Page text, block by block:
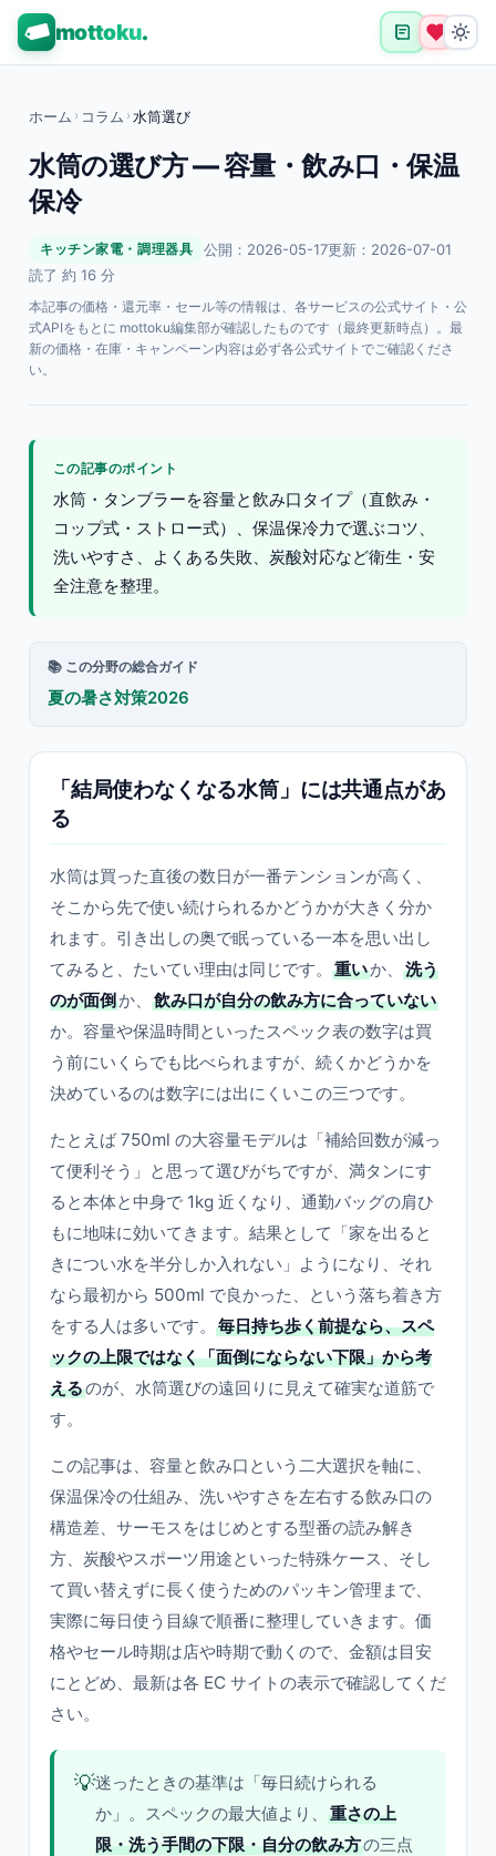
mottoku.
ホーム › コラム › 水筒選び
水筒の選び方 — 容量・飲み口・保温
保冷
キッチン家電・調理器具 公開：2026-05-17更新：2026-07-01
読了 約 16 分
本記事の価格・還元率・セール等の情報は、各サービスの公式サイト・公
式APIをもとに mottoku編集部が確認したものです（最終更新時点）。最
新の価格・在庫・キャンペーン内容は必ず各公式サイトでご確認くださ
い。
この記事のポイント
水筒・タンブラーを容量と飲み口タイプ（直飲み・
コップ式・ストロー式）、保温保冷力で選ぶコツ、
洗いやすさ、よくある失敗、炭酸対応など衛生・安
全注意を整理。
📚 この分野の総合ガイド
夏の暑さ対策2026
「結局使わなくなる水筒」には共通点があ
る
水筒は買った直後の数日が一番テンションが高く、
そこから先で使い続けられるかどうかが大きく分か
れます。引き出しの奥で眠っている一本を思い出し
てみると、たいてい理由は同じです。
重いか、
洗う
のが面倒か、
飲み口が自分の飲み方に合っていない
か。容量や保温時間といったスペック表の数字は買
う前にいくらでも比べられますが、続くかどうかを
決めているのは数字には出にくいこの三つです。
たとえば 750ml の大容量モデルは「補給回数が減っ
て便利そう」と思って選びがちですが、満タンにす
ると本体と中身で 1kg 近くなり、通勤バッグの肩ひ
もに地味に効いてきます。結果として「家を出ると
きについ水を半分しか入れない」ようになり、それ
なら最初から 500ml で良かった、という落ち着き方
をする人は多いです。
毎日持ち歩く前提なら、スペ
ックの上限ではなく「面倒にならない下限」から考
えるのが、水筒選びの遠回りに見えて確実な道筋で
す。
この記事は、容量と飲み口という二大選択を軸に、
保温保冷の仕組み、洗いやすさを左右する飲み口の
構造差、サーモスをはじめとする型番の読み解き
方、炭酸やスポーツ用途といった特殊ケース、そし
て買い替えずに長く使うためのパッキン管理まで、
実際に毎日使う目線で順番に整理していきます。価
格やセール時期は店や時期で動くので、金額は目安
にとどめ、最新は各 EC サイトの表示で確認してくだ
さい。
💡迷ったときの基準は「毎日続けられる
か」。スペックの最大値より、
重さの上
限・洗う手間の下限・自分の飲み方の三点